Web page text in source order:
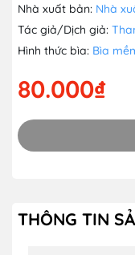
Nhà xuất bản: Nhà
Tác giả/Dịch giả:
Hình thức bìa: Bìa
80.000₫
THÔNG TIN